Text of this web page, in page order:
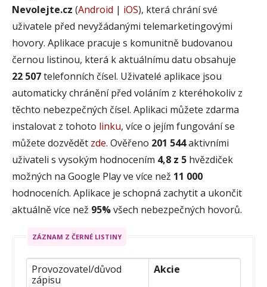
Nevolejte.cz (Android | iOS), která chrání své
uživatele před nevyžádanými telemarketingovými
hovory. Aplikace pracuje s komunitně budovanou
černou listinou, která k aktuálnímu datu obsahuje
22 507telefonních čísel. Uživatelé aplikace jsou
automaticky chránění před voláním z kteréhokoliv z
těchto nebezpečných čísel. Aplikaci můžete zdarma
instalovat z tohoto linku, více o jejím fungování se
můžete dozvědět zde. Ověřeno 201 544aktivními
uživateli s vysokým hodnocením 4,8 z 5 hvězdiček
možných na Google Play ve více než 11 000
hodnoceních. Aplikace je schopná zachytit a ukončit
aktuálně více než 95%všech nebezpečných hovorů.
ZÁZNAM Z ČERNÉ LISTINY
Provozovatel/důvod
zápisu
Akcie